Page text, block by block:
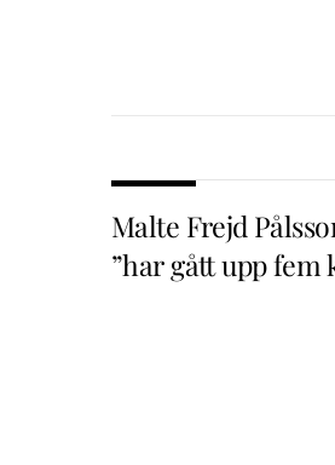
Malte Frejd
”har gått upp fem